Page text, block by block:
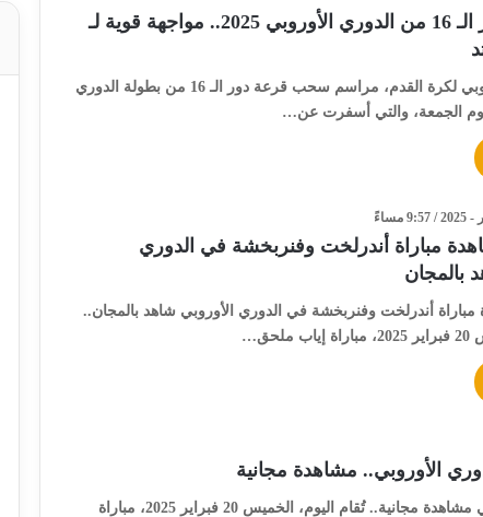
نتائج قرعة دور الـ 16 من الدوري الأوروبي 2025.. مواجهة قوية لـ
أجرى الاتحاد الأوروبي لكرة القدم، مراسم سحب قرعة دور الـ 16 من بطولة الدوري
الجمعة، والتي أسفرت عن…
مباراة أندرلخت وفنربخشة في الدوري
بالمجان
أندرلخت وفنربخشة في الدوري الأوروبي شاهد بالمجان..
الأوروبي.. مشاهدة مجانية
بث مباشر لمباراة ريال سوسيداد وميتلاند في الدوري الأوروبي مشاهدة مجانية.. تُقام اليوم، الخميس 20 فبراير 2025، مباراة